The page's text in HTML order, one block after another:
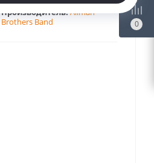
Производитель:Allman
Brothers Band
0